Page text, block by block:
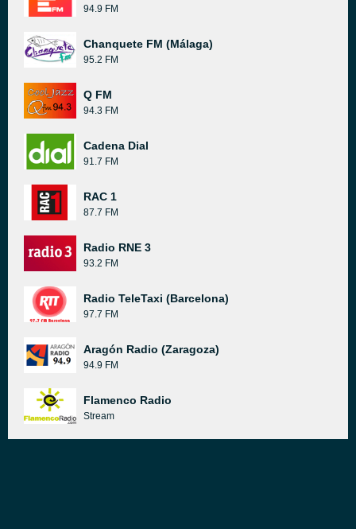
94.9 FM
Chanquete FM (Málaga)
95.2 FM
Q FM
94.3 FM
Cadena Dial
91.7 FM
RAC 1
87.7 FM
Radio RNE 3
93.2 FM
Radio TeleTaxi (Barcelona)
97.7 FM
Aragón Radio (Zaragoza)
94.9 FM
Flamenco Radio
Stream